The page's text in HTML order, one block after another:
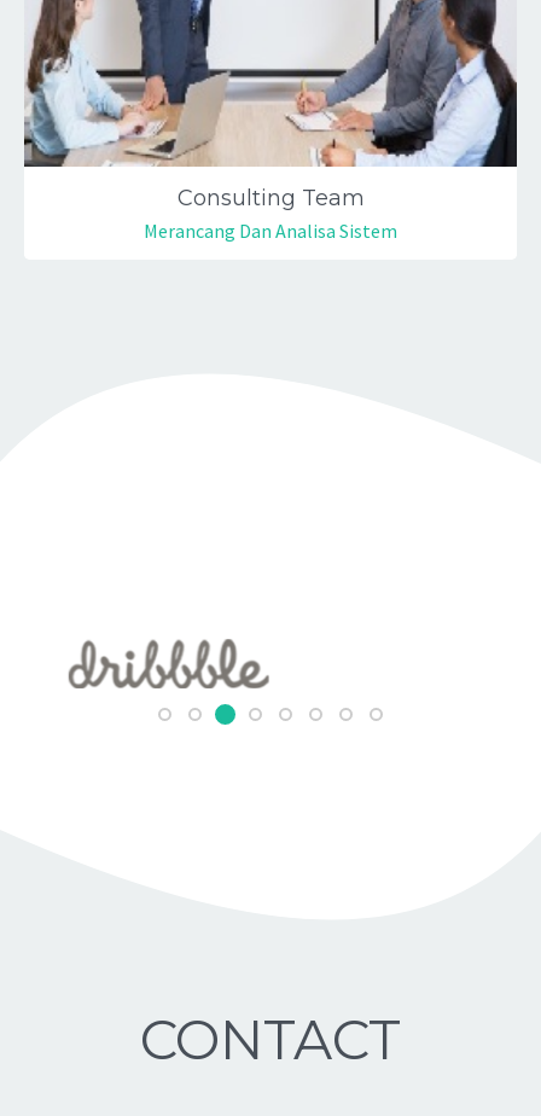
Consulting Team
Merancang Dan Analisa Sistem
CONTACT